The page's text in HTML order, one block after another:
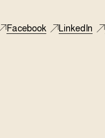
Facebook LinkedIn